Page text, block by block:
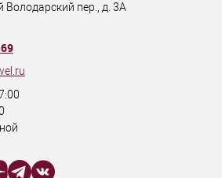
Володарский пер., д. 3А